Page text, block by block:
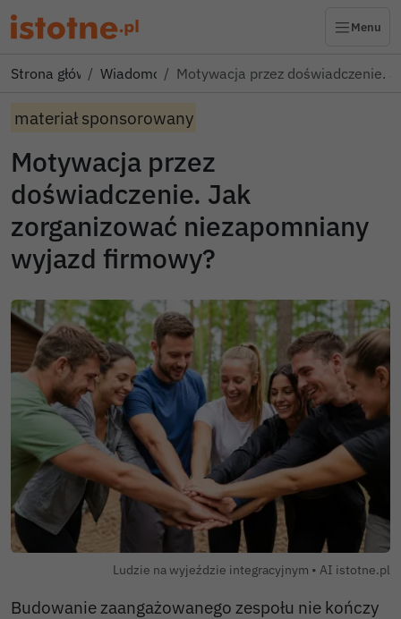
Menu
Strona głównaWiadomościMotywacja przez doświadczenie.
materiał sponsorowany
Motywacja przez
doświadczenie. Jak
zorganizować niezapomniany
wyjazd firmowy?
Ludzie na wyjeździe integracyjnym • Autor zdjęcia:
AI istotne.pl
Budowanie zaangażowanego zespołu nie kończy